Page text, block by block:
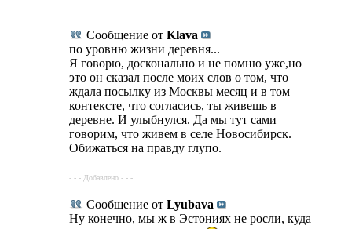
Сообщение от Klava
по уровню жизни деревня...
Я говорю, досконально и не помню уже,но
это он сказал после моих слов о том, что
ждала посылку из Москвы месяц и в том
контексте, что согласись, ты живешь в
деревне. И улыбнулся. Да мы тут сами
говорим, что живем в селе Новосибирск.
Обижаться на правду глупо.
- - - Добавлено - - -
Сообщение от Lyubava
Ну конечно, мы ж в Эстониях не росли, куда